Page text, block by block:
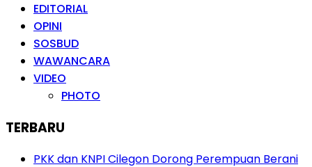
EDITORIAL
OPINI
SOSBUD
WAWANCARA
VIDEO
PHOTO
TERBARU
PKK dan KNPI Cilegon Dorong Perempuan Berani